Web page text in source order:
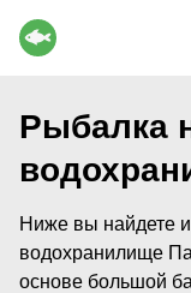
Рыбалка
Ниже вы найдете
водохранилище
основе большой